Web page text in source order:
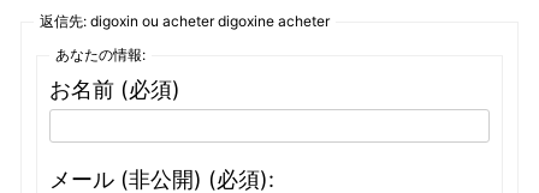
返信先: digoxin ou acheter digoxine acheter
あなたの情報:
お名前 (必須)
メール (非公開) (必須):